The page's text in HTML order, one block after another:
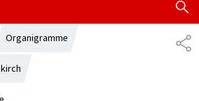
Organigramme